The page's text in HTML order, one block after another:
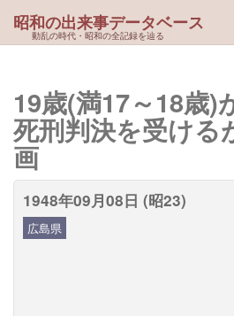
動乱の時代・昭和の全記録を辿る
昭和の出来事データベース
19歳(満17～18歳)
死刑判決を受ける
画
1948年09月08日 (昭23)
広島県